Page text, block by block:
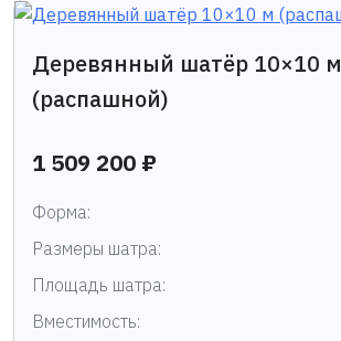
Деревянный шатёр 10×10 м
(распашной)
1 509 200 ₽
Форма:
Размеры шатра:
Площадь шатра:
Вместимость: